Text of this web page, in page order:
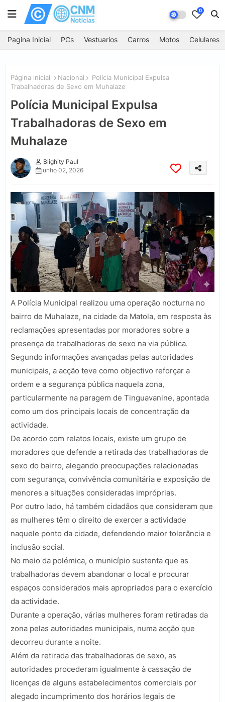
0
Pagina Inicial PCs Vestuarios Carros Motos Celulares
Página inicial Nacional
Polícia Municipal Expulsa
Trabalhadoras de Sexo em Muhalaze
Polícia Municipal Expulsa
Trabalhadoras de Sexo em
Muhalaze
Blighity Paul
junho 02, 2026
A Polícia Municipal realizou uma operação nocturna no
bairro de Muhalaze, na cidade da Matola, em resposta às
reclamações apresentadas por moradores sobre a
presença de trabalhadoras de sexo na via pública.
Segundo informações avançadas pelas autoridades
municipais, a acção teve como objectivo reforçar a
ordem e a segurança pública naquela zona,
particularmente na paragem de Tinguavanine, apontada
como um dos principais locais de concentração da
actividade.
De acordo com relatos locais, existe um grupo de
moradores que defende a retirada das trabalhadoras de
sexo do bairro, alegando preocupações relacionadas
com segurança, convivência comunitária e exposição de
menores a situações consideradas impróprias.
Por outro lado, há também cidadãos que consideram que
as mulheres têm o direito de exercer a actividade
naquele ponto da cidade, defendendo maior tolerância e
inclusão social.
No meio da polémica, o município sustenta que as
trabalhadoras devem abandonar o local e procurar
espaços considerados mais apropriados para o exercício
da actividade.
Durante a operação, várias mulheres foram retiradas da
zona pelas autoridades municipais, numa acção que
decorreu durante a noite.
Além da retirada das trabalhadoras de sexo, as
autoridades procederam igualmente à cassação de
licenças de alguns estabelecimentos comerciais por
alegado incumprimento dos horários legais de